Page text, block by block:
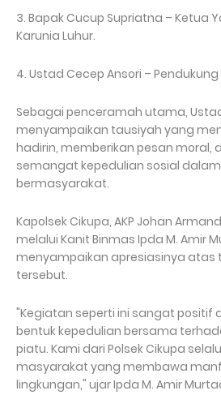
3. Bapak Cucup Supriatna – Ketua
Karunia Luhur.
4. Ustad Cecep Ansori –
Sebagai penceramah utama,
menyampaikan tausiyah yang
hadirin, memberikan pesan moral,
semangat kepedulian sosial
bermasyarakat.
Kapolsek Cikupa, AKP Johan
melalui Kanit Binmas Ipda M. Amir
menyampaikan apresiasinya atas
tersebut.
"Kegiatan seperti ini sangat positif
bentuk kepedulian bersama
piatu. Kami dari Polsek Cikupa
masyarakat yang membawa
lingkungan," ujar Ipda M. Amir